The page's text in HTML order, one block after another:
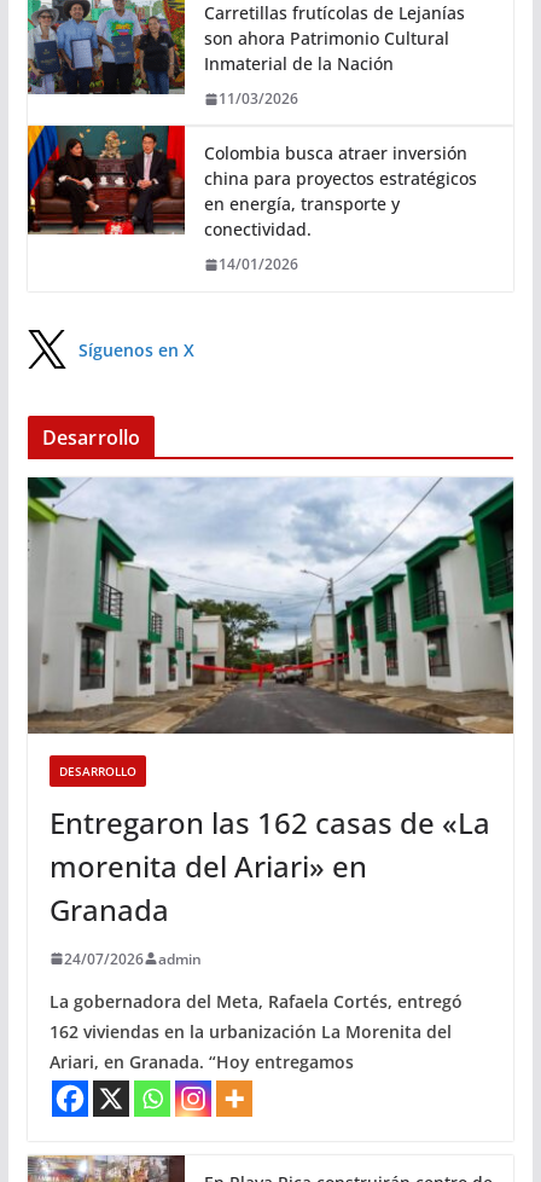
Carretillas frutícolas de Lejanías
son ahora Patrimonio Cultural
Inmaterial de la Nación
11/03/2026
Colombia busca atraer inversión
china para proyectos estratégicos
en energía, transporte y
conectividad.
14/01/2026
Síguenos en X
Desarrollo
DESARROLLO
Entregaron las 162 casas de «La
morenita del Ariari» en
Granada
24/07/2026 admin
La gobernadora del Meta, Rafaela Cortés, entregó
162 viviendas en la urbanización La Morenita del
Ariari, en Granada. “Hoy entregamos